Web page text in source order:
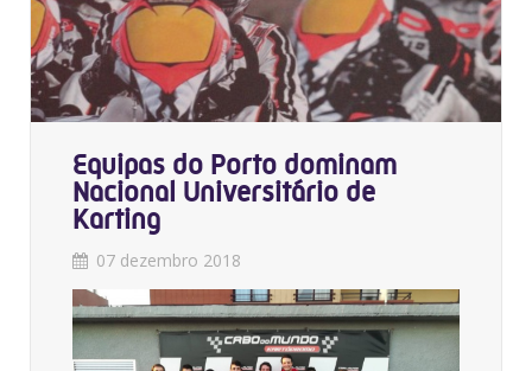
Equipas do Porto dominam
Nacional Universitário de
Karting
07 dezembro 2018